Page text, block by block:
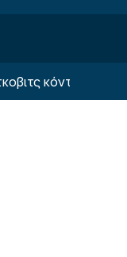
στον ΠΑΟΚ